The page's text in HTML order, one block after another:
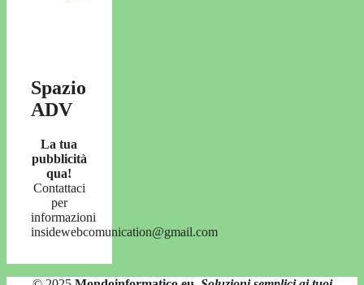
Spazio
ADV
La tua
pubblicità
qua!
Contattaci
per
informazioni
insidewebcomunication@gmail.com